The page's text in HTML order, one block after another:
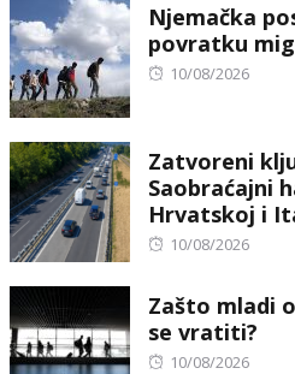
Njemačka
povratku
Posted
10/08/2026
Zatvoreni
Saobraćajni
Hrvatskoj i
Posted
10/08/2026
Zašto mladi
se vratiti?
Posted
10/08/2026